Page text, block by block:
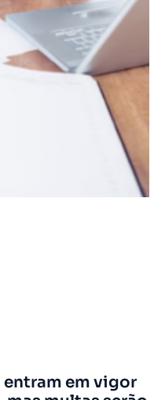
entram em vigor